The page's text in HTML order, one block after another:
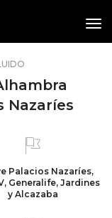
Nazaríes
Palacios Nazaríes,
Generalife, Jardines
y Alcazaba